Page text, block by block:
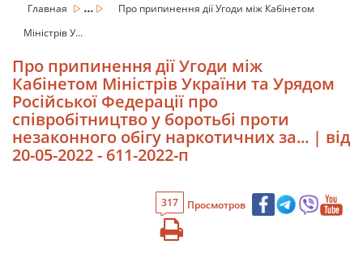
Главная ...
Про припинення дії Угоди між Кабінетом
Міністрів У...
Про припинення дії Угоди між
Кабінетом Міністрів України та Урядом
Російської Федерації про
співробітництво у боротьбі проти
незаконного обігу наркотичних за... | від
20-05-2022 - 611-2022-п
317 Просмотров